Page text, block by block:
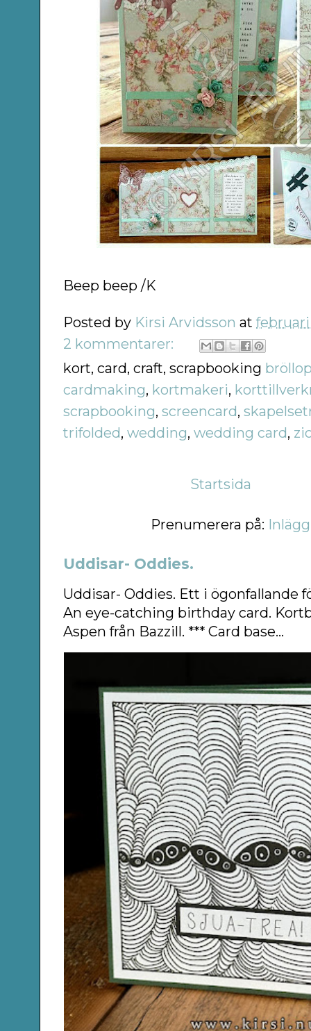
Beep beep /K
Posted by Kirsi Arvidsson atfebruari
2 kommentarer:
kort, card, craft, scrapbooking
cardmaking, kortmakeri,
scrapbooking,screencard,
trifolded,wedding,wedding card,
Startsida
Prenumerera på:
Uddisar- Oddies.
Uddisar- Oddies. Ett i ögonfallande
An eye-catching birthday card.
Aspen från Bazzill. *** Card base...